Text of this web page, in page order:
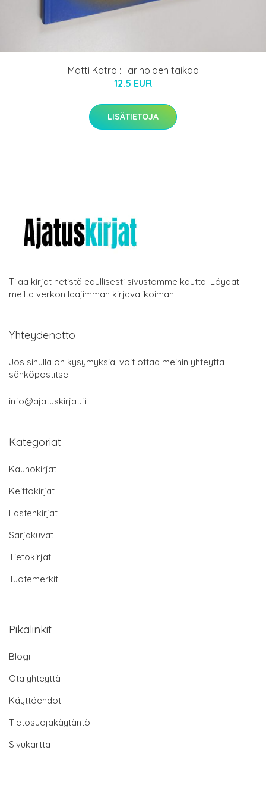
Matti Kotro : Tarinoiden taikaa
12.5 EUR
LISÄTIETOJA
Tilaa kirjat netistä edullisesti sivustomme kautta. Löydät
meiltä verkon laajimman kirjavalikoiman.
Yhteydenotto
Jos sinulla on kysymyksiä, voit ottaa meihin yhteyttä
sähköpostitse:
info@ajatuskirjat.fi
Kategoriat
Kaunokirjat
Keittokirjat
Lastenkirjat
Sarjakuvat
Tietokirjat
Tuotemerkit
Pikalinkit
Blogi
Ota yhteyttä
Käyttöehdot
Tietosuojakäytäntö
Sivukartta